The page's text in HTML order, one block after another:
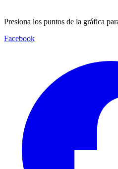
Presiona los puntos de la gráfica
Facebook